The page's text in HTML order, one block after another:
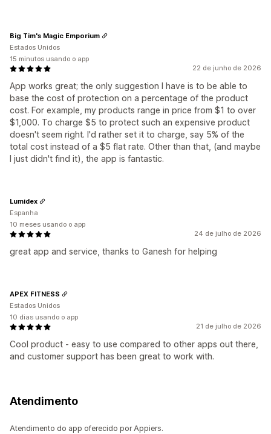
22 de junho de 2026
App works great; the only suggestion I have is to be able to
base the cost of protection on a percentage of the product
cost. For example, my products range in price from $1 to over
$1,000. To charge $5 to protect such an expensive product
doesn't seem right. I'd rather set it to charge, say 5% of the
total cost instead of a $5 flat rate. Other than that, (and maybe
I just didn't find it), the app is fantastic.
Big Tim's Magic Emporium
Estados Unidos
15 minutos usando o app
24 de julho de 2026
great app and service, thanks to Ganesh for helping
Lumidex
Espanha
10 meses usando o app
21 de julho de 2026
Cool product - easy to use compared to other apps out there,
and customer support has been great to work with.
APEX FITNESS
Estados Unidos
10 dias usando o app
Atendimento
Atendimento do app oferecido por Appiers.